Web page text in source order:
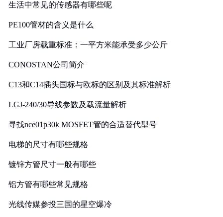
生活中常见的传感器有哪些呢
PE100管材的含义是什么
工业厂房载重标准：一平方米能承受多少公斤
CONOSTAN公司简介
C13和C14插头国标与欧标的区别及其标准解析
LGJ-240/30导线参数及载流量解析
寻找nce01p30k MOSFET管的合适替代型号
电梯的尺寸有哪些规格
镀锌方管尺寸一般有哪些
铝方管有哪些常见规格
光线传媒参投三国的星空爆冷